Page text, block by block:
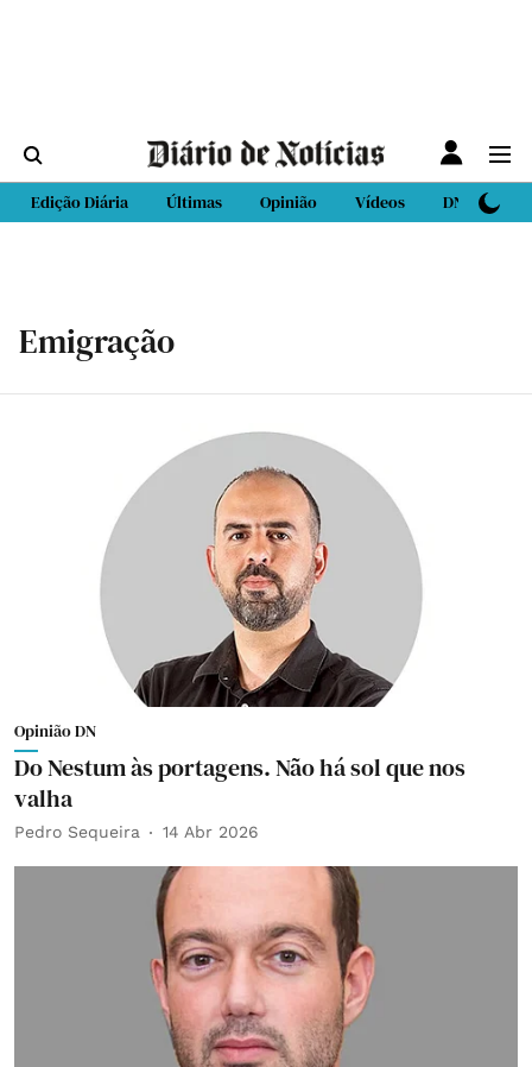
Edição Diária Últimas Opinião Vídeos DN Sport
Emigração
Opinião DN
Do Nestum às portagens. Não há sol que nos
valha
Pedro Sequeira 14 Abr 2026